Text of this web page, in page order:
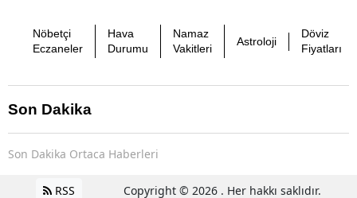
Nöbetçi
Eczaneler
Hava
Durumu
Namaz
Vakitleri
Astroloji
Döviz
Fiyatları
Son Dakika
Son Dakika Ortaca Haberleri
RSS Copyright © 2026 . Her hakkı saklıdır.